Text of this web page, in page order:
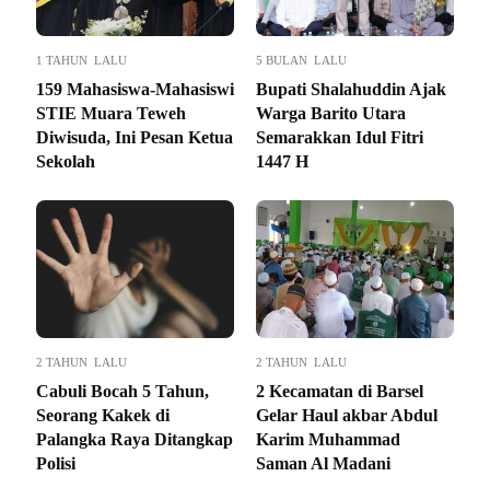
1 TAHUN LALU
159 Mahasiswa-Mahasiswi
STIE Muara Teweh
Diwisuda, Ini Pesan Ketua
Sekolah
5 BULAN LALU
Bupati Shalahuddin Ajak
Warga Barito Utara
Semarakkan Idul Fitri
1447 H
2 TAHUN LALU
Cabuli Bocah 5 Tahun,
Seorang Kakek di
Palangka Raya Ditangkap
Polisi
2 TAHUN LALU
2 Kecamatan di Barsel
Gelar Haul akbar Abdul
Karim Muhammad
Saman Al Madani